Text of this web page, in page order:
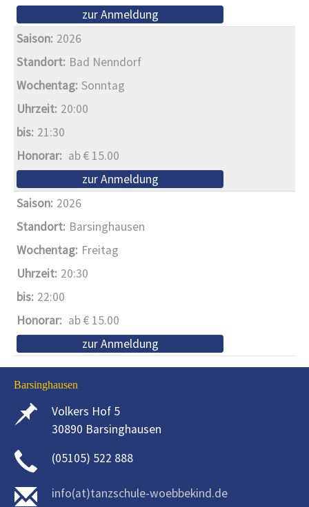
zur Anmeldung
2026
Bad Nenndorf
Sonntag
20:00
21:30
ab € 15.00
zur Anmeldung
2026
Barsinghausen
Freitag
20:30
22:00
ab € 15.00
zur Anmeldung
Barsinghausen
Volkers Hof 5
30890 Barsinghausen
(05105) 522 888
info(at)tanzschule-woebbekind.de